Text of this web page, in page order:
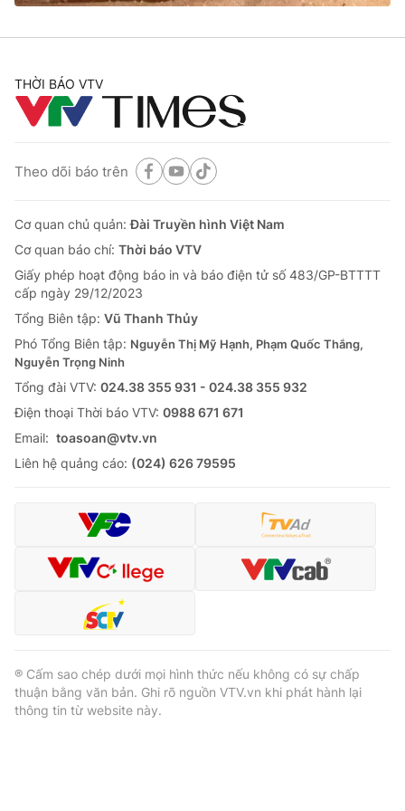
THỜI BÁO VTV
Theo dõi báo trên
Cơ quan chủ quản:Đài Truyền hình Việt Nam
Cơ quan báo chí: Thời báo VTV
Giấy phép hoạt động báo in và báo điện tử số 483/GP-BTTTT
cấp ngày 29/12/2023
Tổng Biên tập: Vũ Thanh Thủy
Phó Tổng Biên tập: Nguyễn Thị Mỹ Hạnh, Phạm Quốc Thắng,
Nguyễn Trọng Ninh
Tổng đài VTV: 024.38 355 931 - 024.38 355 932
Ðiện thoại Thời báo VTV: 0988 671 671
Email: toasoan@vtv.vn
Liên hệ quảng cáo: (024) 626 79595
® Cấm sao chép dưới mọi hình thức nếu không có sự chấp
thuận bằng văn bản. Ghi rõ nguồn VTV.vn khi phát hành lại
thông tin từ website này.